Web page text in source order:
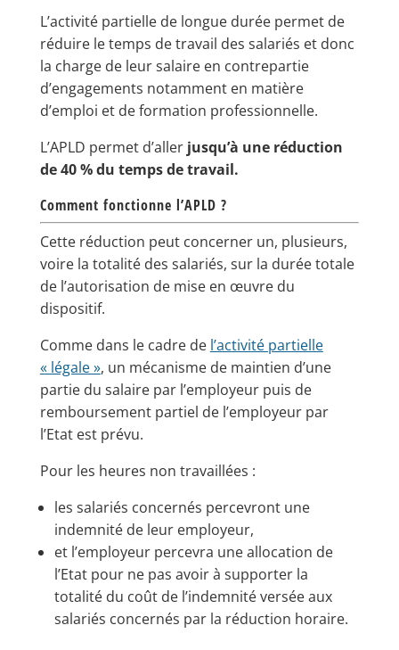
L’activité partielle de longue durée permet de
réduire le temps de travail des salariés et donc
la charge de leur salaire en contrepartie
d’engagements notamment en matière
d’emploi et de formation professionnelle.
L’APLD permet d’aller jusqu’à une réduction
de 40 % du temps de travail.
Comment fonctionne l’APLD ?
Cette réduction peut concerner un, plusieurs,
voire la totalité des salariés, sur la durée totale
de l’autorisation de mise en œuvre du
dispositif.
Comme dans le cadre de l’activité partielle
« légale », un mécanisme de maintien d’une
partie du salaire par l’employeur puis de
remboursement partiel de l’employeur par
l’Etat est prévu.
Pour les heures non travaillées :
les salariés concernés percevront une
indemnité de leur employeur,
et l’employeur percevra une allocation de
l’Etat pour ne pas avoir à supporter la
totalité du coût de l’indemnité versée aux
salariés concernés par la réduction horaire.